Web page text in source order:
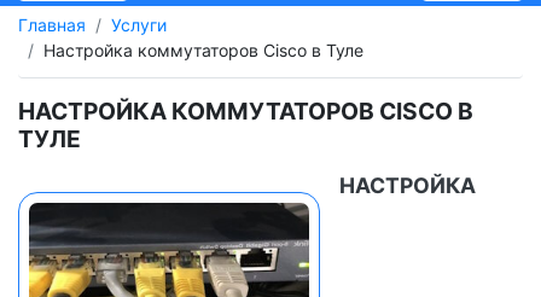
Главная
Услуги
Настройка коммутаторов Cisco в Туле
НАСТРОЙКА КОММУТАТОРОВ CISCO В
ТУЛЕ
НАСТРОЙКА